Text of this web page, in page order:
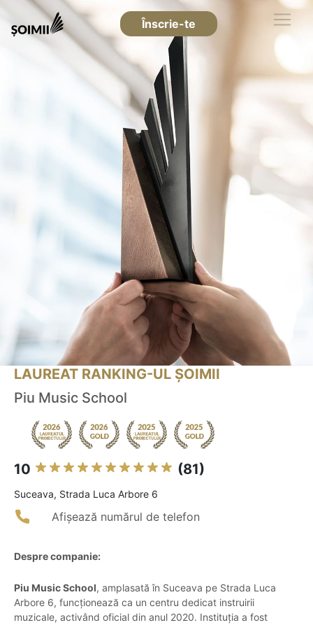
Înscrie-te
LAUREAT RANKING-UL ȘOIMII
Piu Music School
10 (81)
Suceava, Strada Luca Arbore 6
Afișează numărul de telefon
Despre companie:
Piu Music School, amplasată în Suceava pe Strada Luca
Arbore 6, funcționează ca un centru dedicat instruirii
muzicale, activând oficial din anul 2020. Instituția a fost